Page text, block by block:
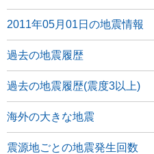
2011年05月01日の地震情報
過去の地震履歴
過去の地震履歴(震度3以上)
海外の大きな地震
震源地ごとの地震発生回数